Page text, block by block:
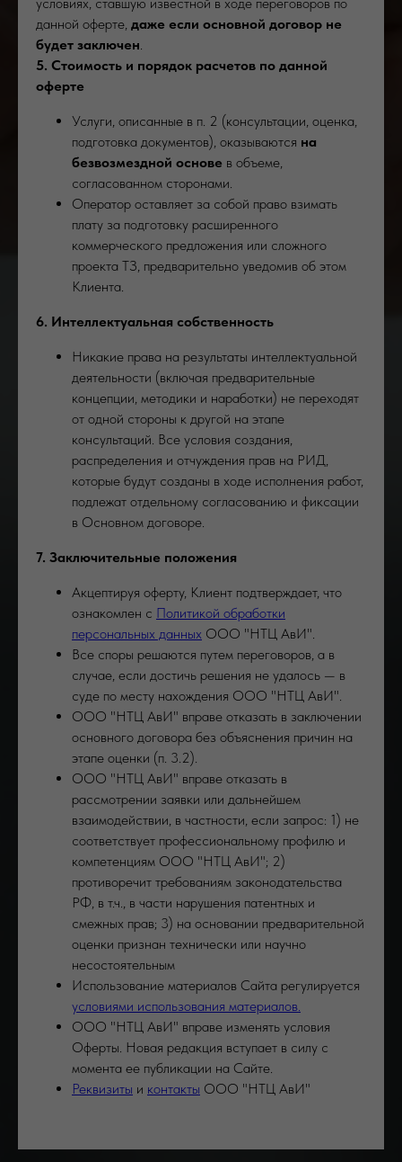
данной оферте, даже если основной договор не
будет заключен
5. Стоимость и порядок расчетов по данной
оферте
Услуги, описанные в п. 2 (консультации, оценка,
подготовка документов), оказываются на
безвозмездной основе в объеме,
согласованном сторонами.
Оператор оставляет за собой право взимать
плату за подготовку расширенного
коммерческого предложения или сложного
проекта ТЗ, предварительно уведомив об этом
Клиента.
6. Интеллектуальная собственность
Никакие права на результаты интеллектуальной
деятельности (включая предварительные
концепции, методики и наработки) не переходят
от одной стороны к другой на этапе
консультаций. Все условия создания,
распределения и отчуждения прав на РИД,
которые будут созданы в ходе исполнения работ,
подлежат отдельному согласованию и фиксации
в Основном договоре.
7. Заключительные положения
Акцептируя оферту, Клиент подтверждает, что
ознакомлен с Политикой обработки
персональных данных ООО "НТЦ АвИ".
Все споры решаются путем переговоров, а в
случае, если достичь решения не удалось — в
суде по месту нахождения ООО "НТЦ АвИ".
ООО "НТЦ АвИ" вправе отказать в заключении
основного договора без объяснения причин на
этапе оценки (п. 3.2).
ООО "НТЦ АвИ" вправе отказать в
рассмотрении заявки или дальнейшем
взаимодействии, в частности, если запрос: 1) не
соответствует профессиональному профилю и
компетенциям ООО "НТЦ АвИ"; 2)
противоречит требованиям законодательства
РФ, в т.ч., в части нарушения патентных и
смежных прав; 3) на основании предварительной
оценки признан технически или научно
несостоятельным
Использование материалов Сайта регулируется
условиями использования материалов.
ООО "НТЦ АвИ" вправе изменять условия
Оферты. Новая редакция вступает в силу с
момента ее публикации на Сайте.
Реквизиты и контакты ООО "НТЦ АвИ"